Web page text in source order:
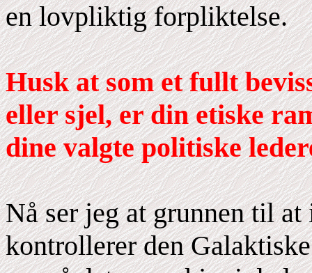
en lovpliktig forpliktelse.
Husk at som et fullt
eller sjel, er din etiske
dine valgte politiske
Nå ser jeg at grunnen til
kontrollerer den